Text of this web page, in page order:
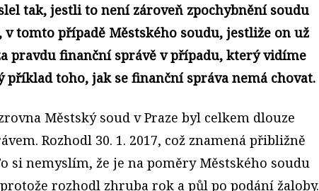
tak, jestli to není zároveň zpochybnění soudu
v tomto případě Městského soudu, jestliže on už
pravdu finanční správě v případu, který vidíme
příklad toho, jak se finanční správa nemá chovat.
Městský soud v Praze byl celkem dlouze
Rozhodl 30. 1. 2017, což znamená přibližně
si nemyslím, že je na poměry Městského soudu
rozhodl zhruba rok a půl po podání žaloby.